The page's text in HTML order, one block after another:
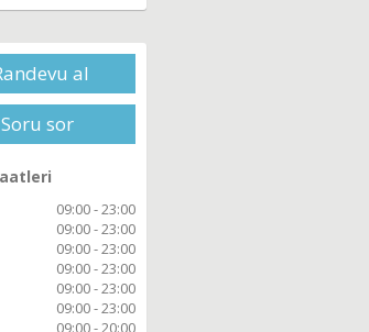
al
sor
09:00 - 23:00
09:00 - 23:00
09:00 - 23:00
09:00 - 23:00
09:00 - 23:00
09:00 - 23:00
09:00 - 20:00